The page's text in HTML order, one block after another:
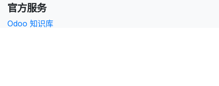
官方服务
Odoo 知识库